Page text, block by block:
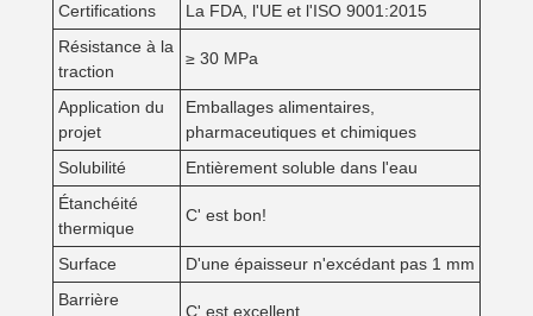
Certifications
La FDA, l'UE et l'ISO 9001:2015
Résistance à la
traction
≥ 30 MPa
Application du
projet
Emballages alimentaires,
pharmaceutiques et chimiques
Solubilité
Entièrement soluble dans l'eau
Étanchéité
thermique
C' est bon!
Surface
D'une épaisseur n'excédant pas 1 mm
Barrière
C' est excellent.